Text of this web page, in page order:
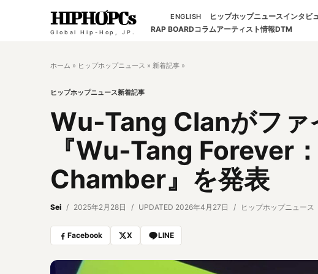
HIPHOPCs
Global Hip-Hop, JP.
ENGLISH ヒップホップニュースインタビ
RAP BOARDコラムアーティスト情報DTM
ホーム » ヒップホップニュース » 新着記事 »
ヒップホップニュース新着記事
Wu-Tang Clanがファ
『Wu-Tang Forever
Chamber』を発表
Sei 2025年2月28日 UPDATED 2026年4月27日 ヒップホップニュース
Facebook X LINE